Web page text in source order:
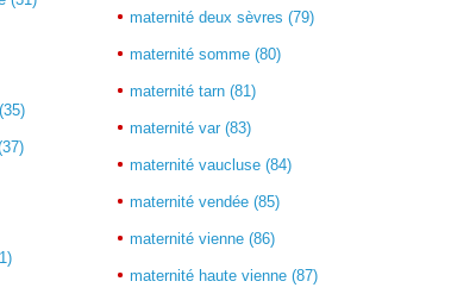
maternité deux sèvres (79)
maternité somme (80)
maternité tarn (81)
maternité var (83)
maternité vaucluse (84)
maternité vendée (85)
maternité vienne (86)
maternité haute vienne (87)